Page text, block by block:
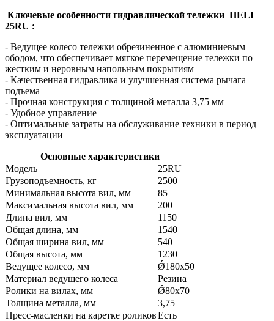
Ключевые особенности гидравлической тележки HELI
25RU :
- Ведущее колесо тележки обрезиненное с алюминиевым
ободом, что обеспечивает мягкое перемещение тележки по
жестким и неровным напольным покрытиям
- Качественная гидравлика и улучшенная система рычага
подъема
- Прочная конструкция с толщиной металла 3,75 мм
- Удобное управление
- Оптимальные затраты на обслуживание техники в период
эксплуатации
Основные характеристики
Модель
25RU
Грузоподъемность, кг
2500
Минимальная высота вил, мм
85
Максимальная высота вил, мм
200
Длина вил, мм
1150
Общая длина, мм
1540
Общая ширина вил, мм
540
Общая высота, мм
1230
Ведущее колесо, мм
Ǿ180х50
Материал ведущего колеса
Резина
Ролики на вилах, мм
Ǿ80х70
Толщина металла, мм
3,75
Пресс-масленки на каретке роликовЕсть